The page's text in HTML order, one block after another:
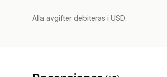
Alla avgifter debiteras i USD.